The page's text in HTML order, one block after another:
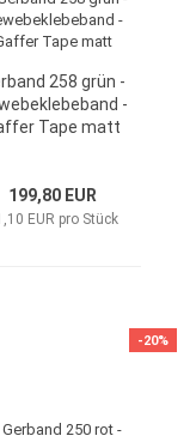
258 grün -
-
Tape matt
199,80 EUR
EUR pro Stück
-20%